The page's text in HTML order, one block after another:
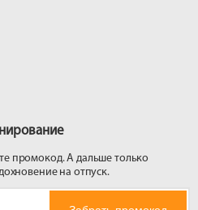
промокод. А дальше только
на отпуск.